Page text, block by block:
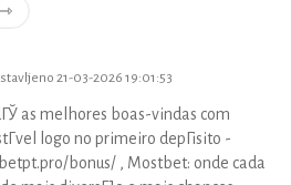
⇾
21-03-2026 19:01:53
as melhores boas-vindas com
logo no primeiro depГіsito -
bonus/ , Mostbet: onde cada